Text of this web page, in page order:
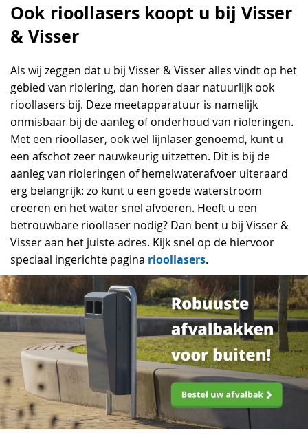
Ook rioollasers koopt u bij Visser
& Visser
Als wij zeggen dat u bij Visser & Visser alles vindt op het
gebied van riolering, dan horen daar natuurlijk ook
rioollasers bij. Deze meetapparatuur is namelijk
onmisbaar bij de aanleg of onderhoud van rioleringen.
Met een rioollaser, ook wel lijnlaser genoemd, kunt u
een afschot zeer nauwkeurig uitzetten. Dit is bij de
aanleg van rioleringen of hemelwaterafvoer uiteraard
erg belangrijk: zo kunt u een goede waterstroom
creëren en het water snel afvoeren. Heeft u een
betrouwbare rioollaser nodig? Dan bent u bij Visser &
Visser aan het juiste adres. Kijk snel op de hiervoor
speciaal ingerichte pagina rioollasers.